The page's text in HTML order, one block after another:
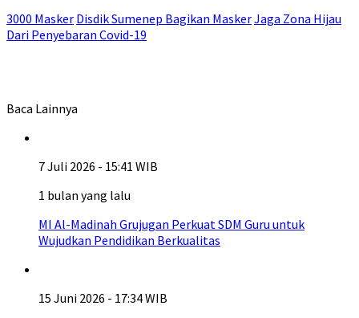
3000 Masker Disdik Sumenep Bagikan MaskerJaga Zona Hijau
Dari Penyebaran Covid-19
Baca Lainnya
7 Juli 2026 - 15:41 WIB
1 bulan yang lalu
MI Al-Madinah Grujugan Perkuat SDM Guru untuk
Wujudkan Pendidikan Berkualitas
15 Juni 2026 - 17:34 WIB